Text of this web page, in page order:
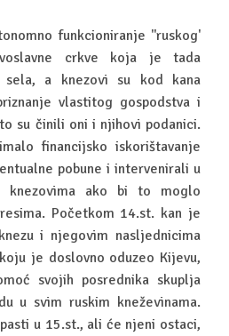
funkcioniranje ''ruskog'
crkve koja je tada
sela, a knezovi su kod kana
vlastitog gospodstva i
su činili oni i njihovi podanici.
financijsko iskorištavanje
pobune i intervenirali u
knezovima ako bi to moglo
Početkom 14.st. kan je
i njegovim nasljednicima
je doslovno oduzeo Kijevu,
svojih posrednika skuplja
u svim ruskim kneževinama.
u 15.st., ali će njeni ostaci,